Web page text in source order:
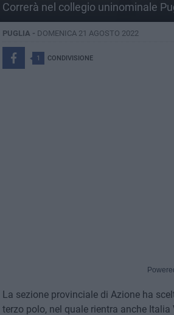
Correrà nel collegio uninominale
PUGLIA - DOMENICA 21 AGOSTO 2022
1 CONDIVISIONE
La sezione provinciale di Azione ha
terzo polo, nel quale rientra anche